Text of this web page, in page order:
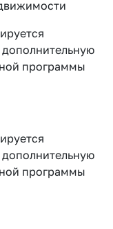
программы
программы